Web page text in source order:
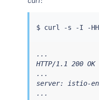
  - matches:
type:
value: /
      port: 8000
$ curl -s -I -
...
HTTP/1.1 200 OK
...
server: istio-
...